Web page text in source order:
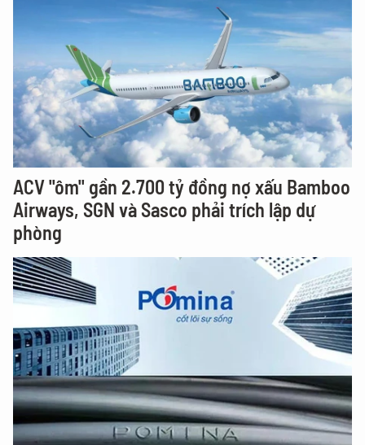
ACV "ôm" gần 2.700 tỷ đồng nợ xấu Bamboo
Airways, SGN và Sasco phải trích lập dự
phòng